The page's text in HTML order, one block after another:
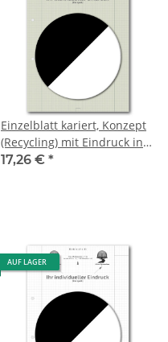
Einzelblatt kariert, Konzept
(Recycling) mit Eindruck in
S/W, 1 Pack zu 100 Blatt
17,26 € *
AUF LAGER